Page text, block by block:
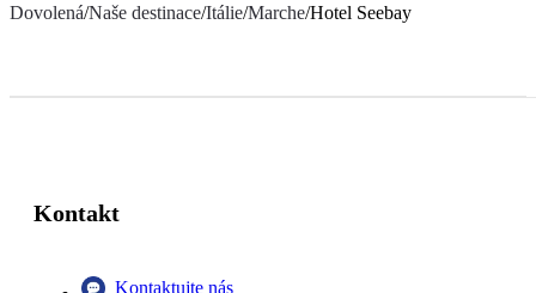
Dovolená/Naše destinace/Itálie/Marche/Hotel Seebay
Kontakt
Kontaktujte nás